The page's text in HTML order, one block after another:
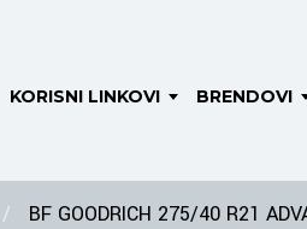
KORISNI LINKOVI BRENDOVI
BF GOODRICH 275/40 R21